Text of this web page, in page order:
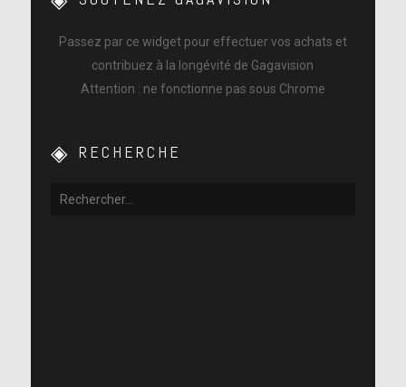
Passez par ce widget pour effectuer vos achats et
contribuez à la longévité de Gagavision
Attention : ne fonctionne pas sous Chrome
RECHERCHE